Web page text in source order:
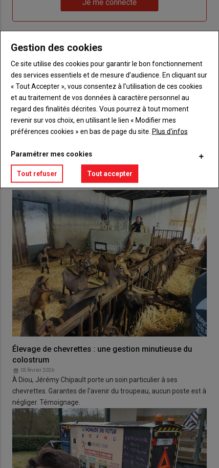
de
me
connecte"
Je me connecte
titre
TITRE CRÉEZ UN COMPTE
BodyChoisissez votre formule et créez votre
compte pour accéder à tout {nom-site}.
Lien Créez un compte
VOUS AIMEREZ AUSSI
Élevage de chevrettes : une gestion minutieuse du
colostrum
05 février 2026
À Diou, Jérémy Chipault porte un soin particulier à ses
chevrettes. Garantes de l'avenir du troupeau, aucun poste est à
négliger. Témoignage.
Gestion des cookies
Ce site utilise des cookies pour garantir le bon fonctionnement
des services essentiels et de mesure d’audience. En cliquant sur
« Tout Accepter », vous consentez à l’utilisation de ces cookies
et au traitement de vos données à caractère personnel au
regard des finalités décrites. Vous pourrez à tout moment
revenir sur vos choix, en utilisant le lien « Modifier mes
préférences cookies » en bas de page du site. Plus d'infos
Paramétrer mes cookies
Tout refuser Tout accepter